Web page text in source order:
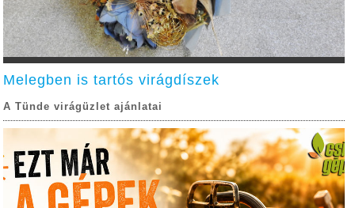
Melegben is tartós virágdíszek
A Tünde virágüzlet ajánlatai